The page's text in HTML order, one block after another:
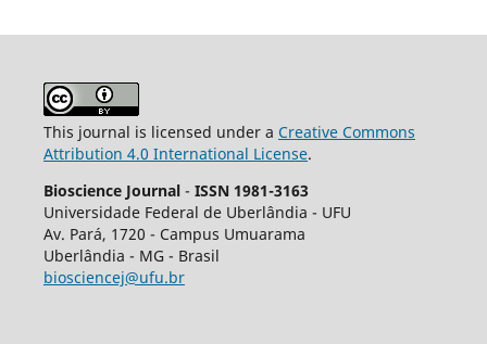
This journal is licensed under a Creative Commons
Attribution 4.0 International License.
Bioscience Journal - ISSN 1981-3163
Universidade Federal de Uberlândia - UFU
Av. Pará, 1720 - Campus Umuarama
Uberlândia - MG - Brasil
biosciencej@ufu.br